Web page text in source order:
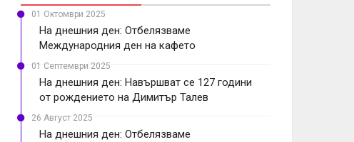
01 Октомври 2025
На днешния ден: Отбелязваме
Международния ден на кафето
01 Септември 2025
На днешния ден: Навършват се 127 години
от рождението на Димитър Талев
26 Август 2025
На днешния ден: Отбелязваме